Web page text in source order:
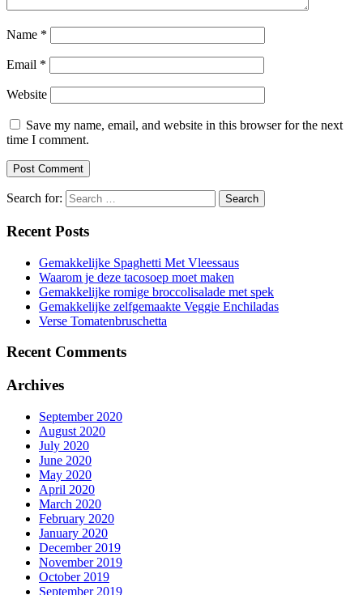
Name *
Email *
Website
Save my name, email, and website in this browser for the next
time I comment.
Search for:
Recent Posts
Gemakkelijke Spaghetti Met Vleessaus
Waarom je deze tacosoep moet maken
Gemakkelijke romige broccolisalade met spek
Gemakkelijke zelfgemaakte Veggie Enchiladas
Verse Tomatenbruschetta
Recent Comments
Archives
September 2020
August 2020
July 2020
June 2020
May 2020
April 2020
March 2020
February 2020
January 2020
December 2019
November 2019
October 2019
September 2019